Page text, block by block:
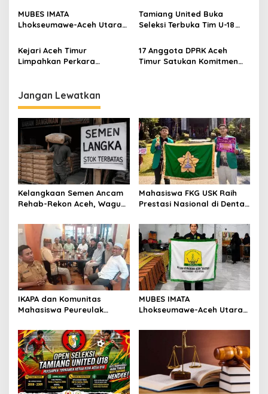
s
Peureulak Raya
MUBES IMATA
Lhokseumawe-Aceh Utara
Terpilih Pimpin Periode
2026–2027
Tamiang United Buka
Seleksi Terbuka Tim U-18
Aceh 2026
Kejari Aceh Timur
Limpahkan Perkara
17 Anggota DPRK Aceh
Timur Satukan Komitmen
Jangan Lewatkan
Kelangkaan Semen Ancam
Rehab-Rekon Aceh, Wagub
Mahasiswa FKG USK Raih
Prestasi Nasional di Dental
IKAPA dan Komunitas
Mahasiswa Peureulak
Peureulak Raya
MUBES IMATA
Lhokseumawe-Aceh Utara
Terpilih Pimpin Periode